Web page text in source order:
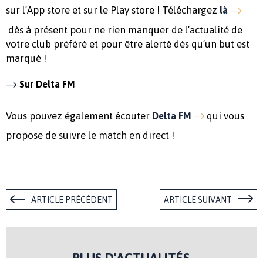
sur l’App store et sur le Play store ! Téléchargez là
dès à présent pour ne rien manquer de l’actualité de
votre club préféré et pour être alerté dès qu’un but est
marqué !
Sur Delta FM
Vous pouvez également écouter Delta FM
qui vous
propose de suivre le match en direct !
ARTICLE PRÉCÉDENT ARTICLE SUIVANT